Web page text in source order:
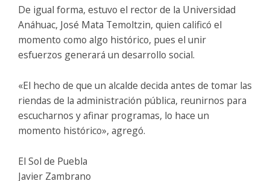
De igual forma, estuvo el rector de la Universidad
Anáhuac, José Mata Temoltzin, quien calificó el
momento como algo histórico, pues el unir
esfuerzos generará un desarrollo social.
«El hecho de que un alcalde decida antes de tomar las
riendas de la administración pública, reunirnos para
escucharnos y afinar programas, lo hace un
momento histórico», agregó.
El Sol de Puebla
Javier Zambrano